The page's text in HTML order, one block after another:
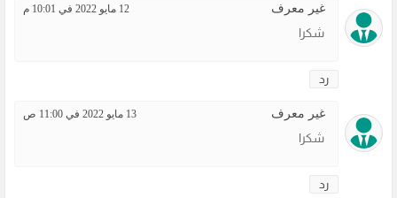
غير معرف 12 مايو 2022 في 10:01 م
شكرا
رد
غير معرف 13 مايو 2022 في 11:00 ص
شكرا
رد